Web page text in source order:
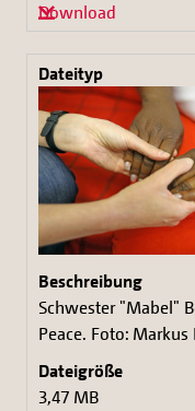
Download
Schwester "Mabel"
Peace. Foto:
3,47 MB